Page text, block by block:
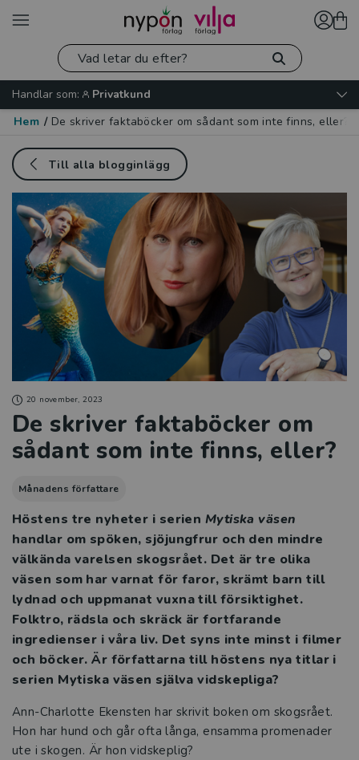
Handlar som:
Privatkund
Hem / De skriver faktaböcker om sådant som inte finns, eller?
Till alla blogginlägg
20 november, 2023
De skriver faktaböcker om
sådant som inte finns, eller?
Månadens författare
Höstens tre nyheter i serien Mytiska väsen
handlar om spöken, sjöjungfrur och den mindre
välkända varelsen skogsrået. Det är tre olika
väsen som har varnat för faror, skrämt barn till
lydnad och uppmanat vuxna till försiktighet.
Folktro, rädsla och skräck är fortfarande
ingredienser i våra liv. Det syns inte minst i filmer
och böcker. Är författarna till höstens nya titlar i
serien Mytiska väsen själva vidskepliga?
Ann-Charlotte Ekensten har skrivit boken om skogsrået.
Hon har hund och går ofta långa, ensamma promenader
ute i skogen. Är hon vidskeplig?